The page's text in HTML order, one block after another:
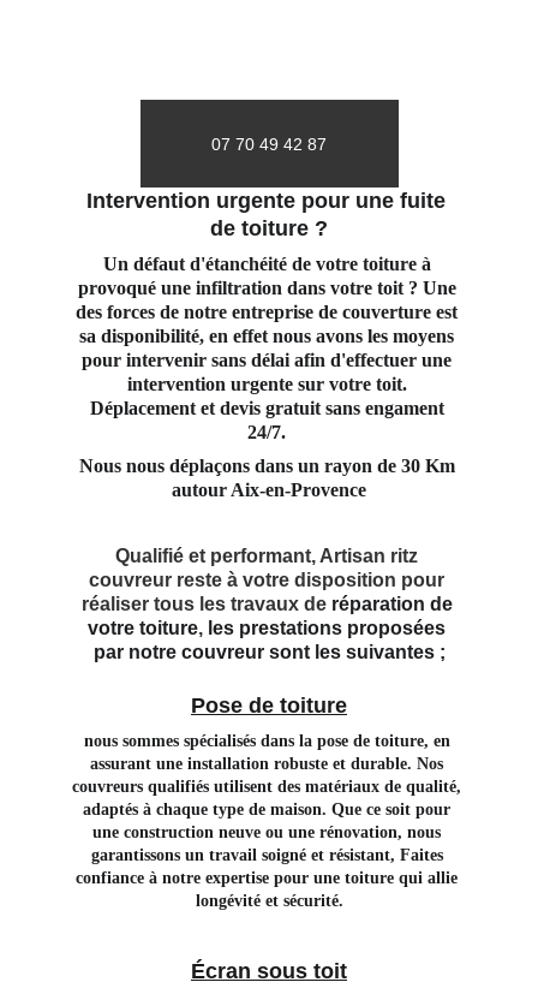
Intervention urgente pour une fuite
de toiture ?
Un défaut d'étanchéité de votre toiture à
provoqué une infiltration dans votre toit ? Une
des forces de notre entreprise de couverture est
sa disponibilité, en effet nous avons les moyens
pour intervenir sans délai afin d'effectuer une
intervention urgente sur votre toit.
Déplacement et devis gratuit sans engament
24/7.
Nous nous déplaçons dans un rayon de 30 Km
autour Aix-en-Provence
07 70 49 42 87
Qualifié et performant, Artisan ritz
couvreur reste à votre disposition pour
réaliser tous les travaux de réparation de
votre toiture, les prestations proposées
par notre couvreur sont les suivantes ;
Pose de toiture
nous sommes spécialisés dans la pose de toiture, en
assurant une installation robuste et durable. Nos
couvreurs qualifiés utilisent des matériaux de qualité,
adaptés à chaque type de maison. Que ce soit pour
une construction neuve ou une rénovation, nous
garantissons un travail soigné et résistant, Faites
confiance à notre expertise pour une toiture qui allie
longévité et sécurité.
Écran sous toit